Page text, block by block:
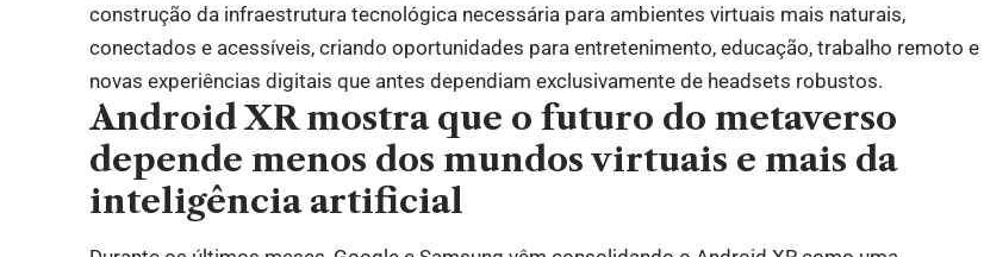
construção da infraestrutura tecnológica necessária para ambientes virtuais mais naturais,
conectados e acessíveis, criando oportunidades para entretenimento, educação, trabalho remoto e
novas experiências digitais que antes dependiam exclusivamente de headsets robustos.
Android XR mostra que o futuro do metaverso
depende menos dos mundos virtuais e mais da
inteligência artificial